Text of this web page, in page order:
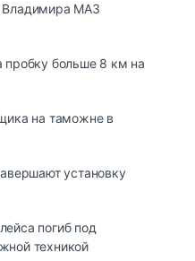
Владимира МАЗ
пробку больше 8 км на
на таможне в
ycтaнoвкy
погиб под
техникой